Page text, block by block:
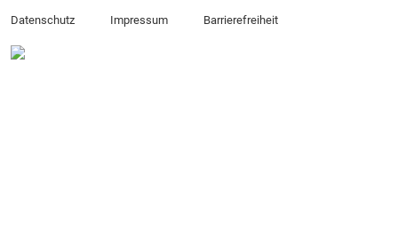
Datenschutz Impressum Barrierefreiheit